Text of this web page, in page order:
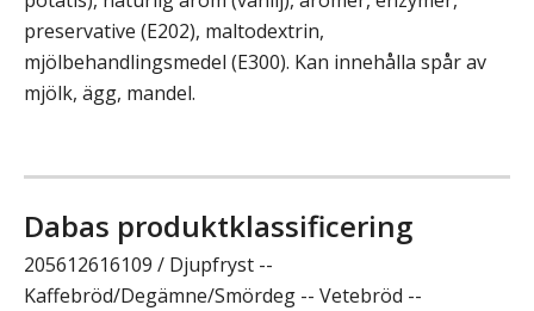
preservative (E202), maltodextrin,
mjölbehandlingsmedel (E300). Kan innehålla spår av
mjölk, ägg, mandel.
Dabas produktklassificering
205612616109 / Djupfryst --
Kaffebröd/Degämne/Smördeg -- Vetebröd --